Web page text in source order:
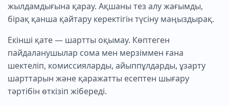
жылдамдығына қарау. Ақшаны тез алу жағымды,
бірақ қанша қайтару керектігін түсіну маңыздырақ.
Екінші қате — шартты оқымау. Көптеген
пайдаланушылар сома мен мерзіммен ғана
шектеліп, комиссияларды, айыппұлдарды, ұзарту
шарттарын және қаражатты есептен шығару
тәртібін өткізіп жібереді.